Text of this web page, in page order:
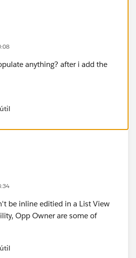
anything? after i add the
be inline editied in a List View
Opp Owner are some of